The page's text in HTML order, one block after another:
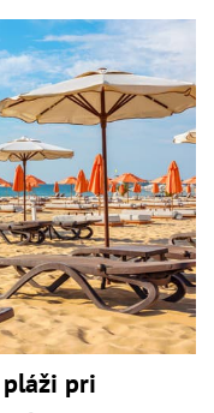
pláži pri